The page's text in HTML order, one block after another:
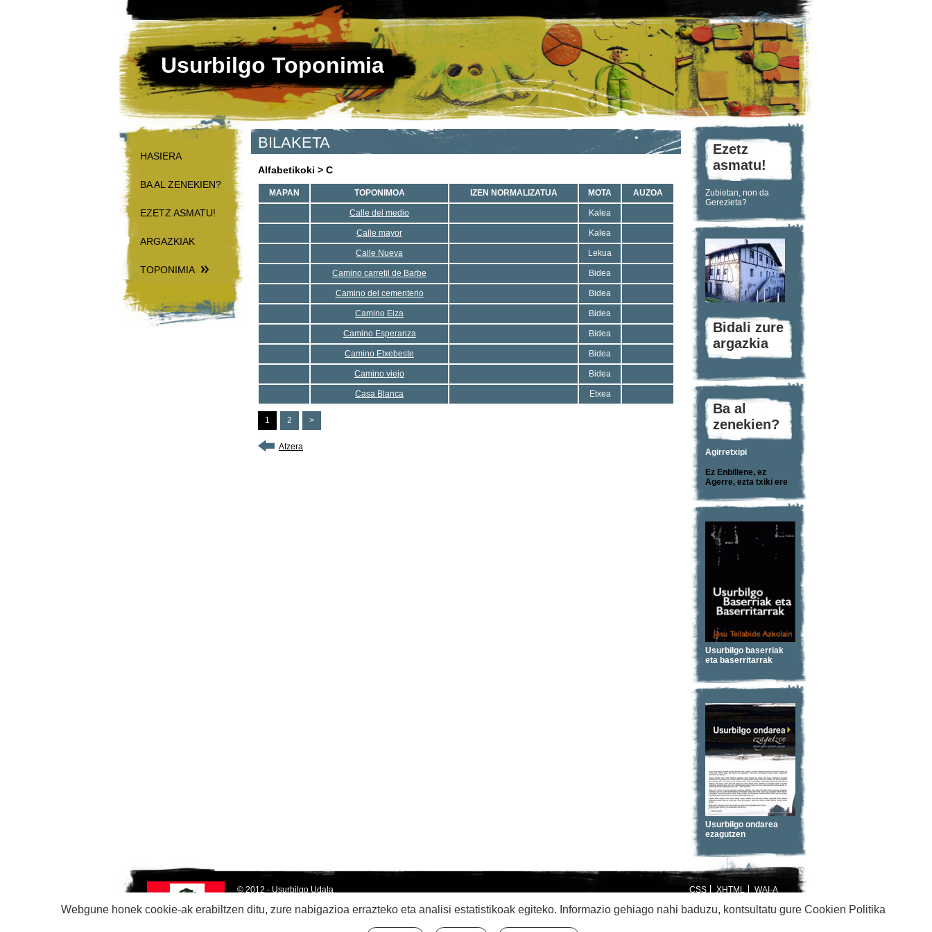
Usurbilgo Toponimia
HASIERA
BA AL ZENEKIEN?
EZETZ ASMATU!
ARGAZKIAK
TOPONIMIA
BILAKETA
Alfabetikoki > C
MAPAN TOPONIMOA IZEN NORMALIZATUA MOTA AUZOA
Calle del medio Kalea
Calle mayor Kalea
Calle Nueva Lekua
Camino carretil de Barbe Bidea
Camino del cementerio Bidea
Camino Eiza Bidea
Camino Esperanza Bidea
Camino Etxebeste Bidea
Camino viejo Bidea
Casa Blanca Etxea
1 2 >
Atzera
Ezetz
asmatu!
Zubietan, non da
Gerezieta?
Bidali zure
argazkia
Ba al
zenekien?
Agirretxipi
Ez Enbillene, ez
Agerre, ezta txiki ere
Usurbilgo baserriak
eta baserritarrak
Usurbilgo ondarea
ezagutzen
Webgune honek cookie-ak erabiltzen ditu, zure nabigazioa errazteko eta analisi estatistikoak egiteko. Informazio gehiago nahi baduzu, kontsultatu gure Cookien Politika
© 2012 - Usurbilgo Udala
Joxe Martin Sagardia Plaza, z/g - 20170 Usurbil - GIPUZKOA
Tel.: 943371951
CSS XHTML
WAI-A
iametza interaktiboa